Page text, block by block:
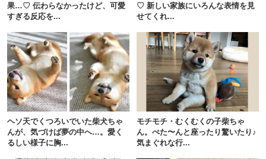
果…♡ 伝わらなかったけど、可愛
すぎる反応を...
♡ 新しい家族にいろんな表情を見
せてくれ...
ヘソ天でくつろいでいた柴犬ちゃ
んが、気づけば夢の中へ…。愛く
るしい様子に胸...
モチモチ・むくむくの子柴ちゃ
ん。ぺた〜んと座ったり驚いたり♪
気まぐれな行...
閉じる
アプリで開く